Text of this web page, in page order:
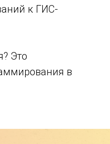
к ГИС-
Это
в